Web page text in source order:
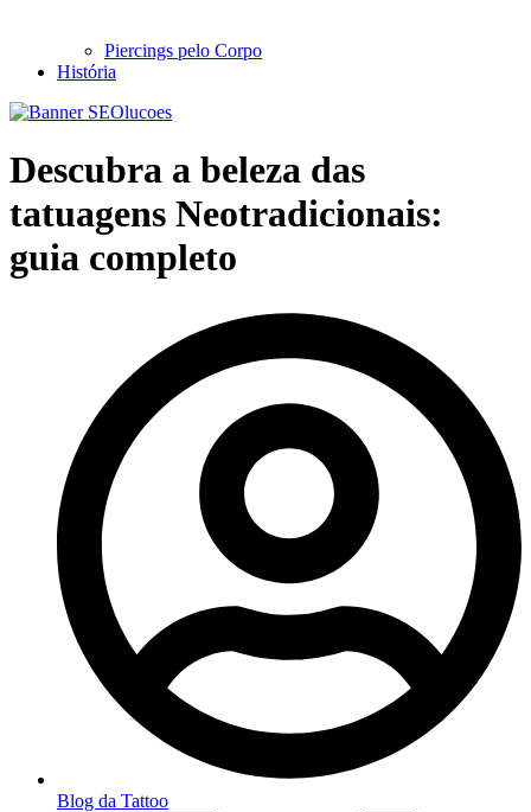
Piercings pelo Corpo
História
Descubra a beleza das
tatuagens Neotradicionais:
guia completo
Blog da Tattoo